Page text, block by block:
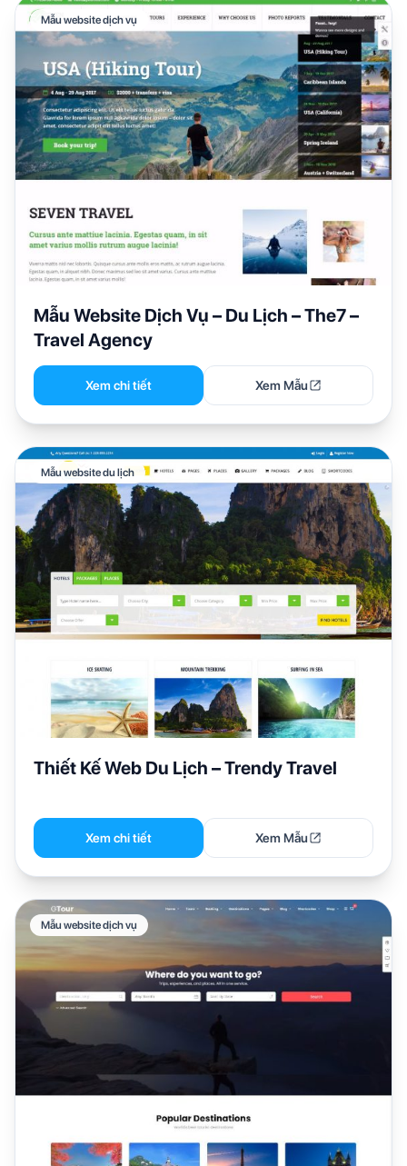
Mẫu website dịch vụ
Mẫu Website Dịch Vụ – Du Lịch – The7 –
Travel Agency
Xem chi tiết Xem Mẫu
Mẫu website du lịch
Thiết Kế Web Du Lịch – Trendy Travel
Xem chi tiết Xem Mẫu
Mẫu website dịch vụ